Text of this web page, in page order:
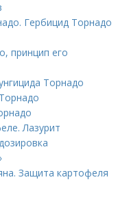
Гербицид Торнадо
принцип его
Торнадо
Лазурит
Защита картофеля